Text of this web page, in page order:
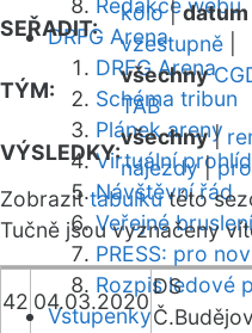
Redakce webu
DRFG Arena
DRFG Arena
Schéma tribun
Plánek areny
Virtuální
Návštěvní řád
Veřejné bruslení
PRESS: pro
Rozpis ledové
Vstupenky
SEŘADIT:
kolo|datum
vzestupně
TÝM:
všechny
TAB
VÝSLEDKY:
všechny|
nájezdy|
Zobrazittabulkutéto
Tučně jsou vyznačeny
42 04.03.2020
DS